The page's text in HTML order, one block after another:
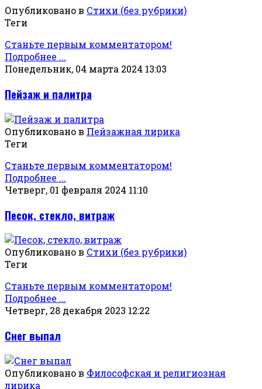
Опубликовано в Стихи (без рубрики)
Теги
Станьте первым комментатором!
Подробнее ...
Понедельник, 04 марта 2024 13:03
Пейзаж и палитра
Опубликовано в Пейзажная лирика
Теги
Станьте первым комментатором!
Подробнее ...
Четверг, 01 февраля 2024 11:10
Песок, стекло, витраж
Опубликовано в Стихи (без рубрики)
Теги
Станьте первым комментатором!
Подробнее ...
Четверг, 28 декабря 2023 12:22
Снег выпал
Опубликовано в Философская и религиозная
лирика